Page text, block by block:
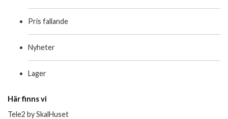
Pris fallande
Nyheter
Lager
Här finns vi
Tele2 by SkalHuset